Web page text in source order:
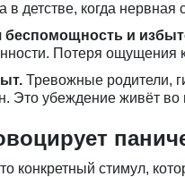
в детстве, когда
беспомощность и
Потеря ощущения
Тревожные родители,
Это убеждение живёт во
конкретный стимул,